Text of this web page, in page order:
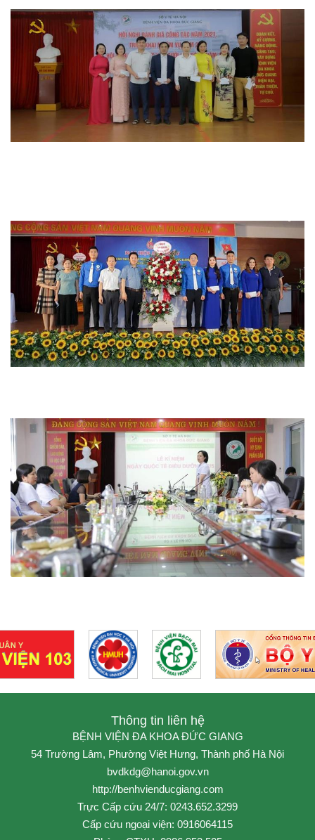
Hoạt động đoàn thể
Hoạt động chuyên môn
Thông tin liên hệ
BỆNH VIỆN ĐA KHOA ĐỨC GIANG
54 Trường Lâm, Phường Việt Hưng, Thành phố Hà Nội
bvdkdg@hanoi.gov.vn
http://benhvienducgiang.com
Trực Cấp cứu 24/7: 0243.652.3299
Cấp cứu ngoại viện: 0916064115